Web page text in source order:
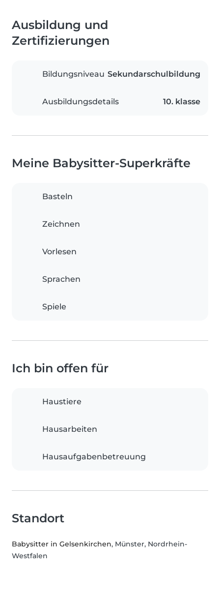
Ausbildung und
Zertifizierungen
Bildungsniveau Sekundarschulbildung
Ausbildungsdetails 10. klasse
Meine Babysitter-Superkräfte
Basteln
Zeichnen
Vorlesen
Sprachen
Spiele
Ich bin offen für
Haustiere
Hausarbeiten
Hausaufgabenbetreuung
Standort
Babysitter in Gelsenkirchen, Münster, Nordrhein-
Westfalen